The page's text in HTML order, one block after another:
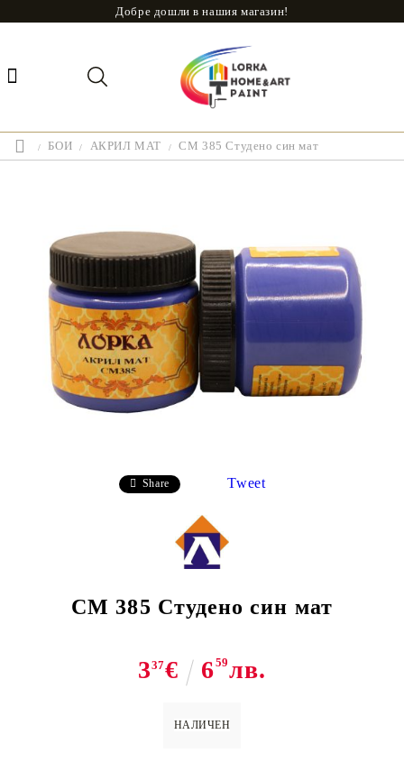
Добре дошли в нашия магазин!
БОИ АКРИЛ МАТ CM 385 Студено син мат
Share Tweet
CM 385 Студено син мат
337€ 659лв.
НАЛИЧЕН